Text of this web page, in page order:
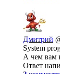
Дмитрий
System
А чем вам
Ответ